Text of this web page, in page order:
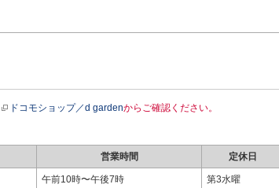
ドコモショップ／d gardenからご確認ください。
営業時間 定休日
午前10時〜午後7時 第3水曜